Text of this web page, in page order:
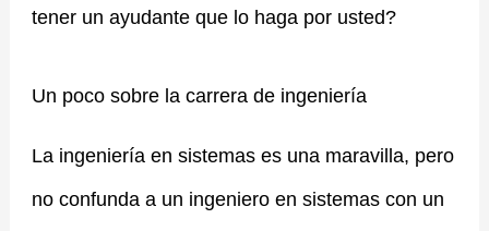
tener un ayudante que lo haga por usted?
Un poco sobre la carrera de ingeniería
La ingeniería en sistemas es una maravilla, pero
no confunda a un ingeniero en sistemas con un